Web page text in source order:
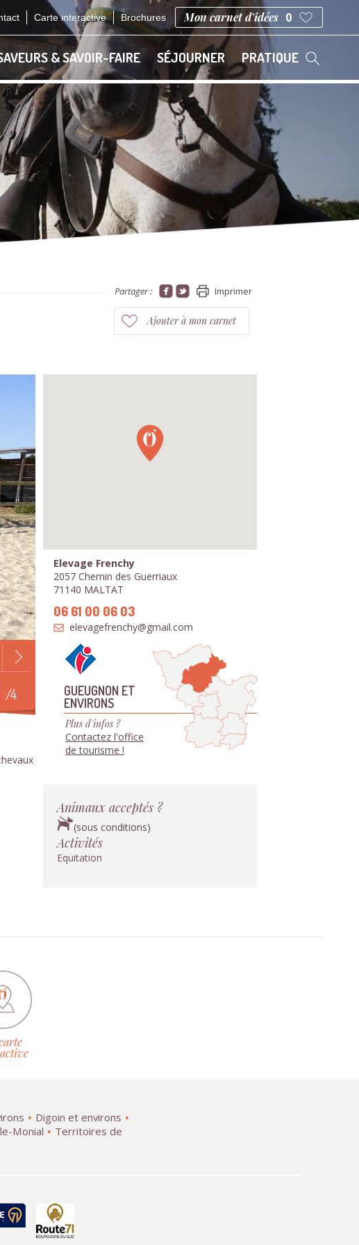
Carte interactive Brochures Mon carnet d'idées 0
& SAVOIR-FAIRE SÉJOURNER PRATIQUE
Partager : Imprimer
Ajouter à mon carnet
/4
Elevage Frenchy
2057 Chemin des Guerriaux
71140 MALTAT
06 61 00 06 03
elevagefrenchy@gmail.com
GUEUGNON ET
ENVIRONS
Plus d'infos ?
Contactez l'office
de tourisme !
Animaux acceptés ?
(sous conditions)
Activités
Equitation
Digoin et environs
Monial
Territoires de